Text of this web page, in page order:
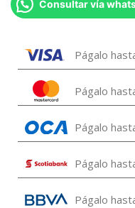
Consultar vía
Págalo
Págalo
Págalo
Págalo
Págalo